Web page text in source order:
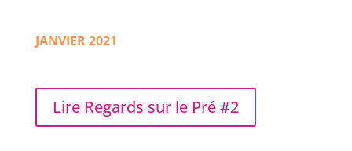
JANVIER 2021
Lire Regards sur le Pré #2